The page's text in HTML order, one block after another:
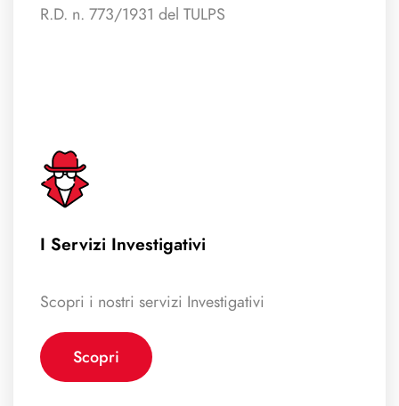
R.D. n. 773/1931 del TULPS
I Servizi Investigativi
Scopri i nostri servizi Investigativi
Scopri